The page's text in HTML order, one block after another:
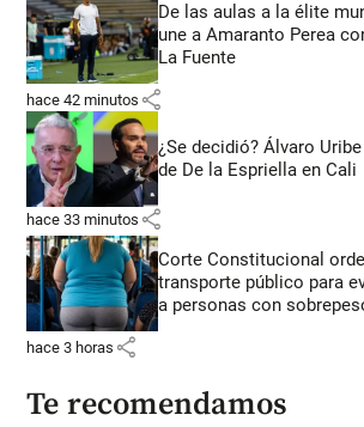
De las aulas a la élite
une a Amaranto Perea
La Fuente
hace 42 minutos share
¿Se decidió? Álvaro
de De la Espriella en Cali
hace 33 minutos share
Corte Constitucional
transporte público para
a personas con
hace 3 horas share
Te recomendamos